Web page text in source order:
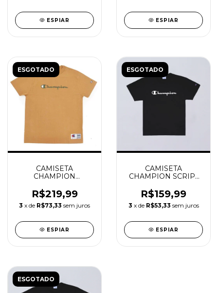
ESPIAR ESPIAR
ESGOTADO
CAMISETA
CHAMPION
BRIEFLY BROWN
R$219,99
3 x de R$73,33 sem juros
ESPIAR
ESGOTADO
CAMISETA
CHAMPION SCRIPT
R$159,99
3 x de R$53,33 sem juros
ESPIAR
ESGOTADO